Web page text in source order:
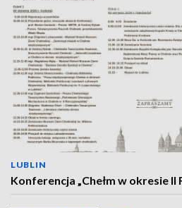
LUBLIN
Konferencja „Chełm w okresie